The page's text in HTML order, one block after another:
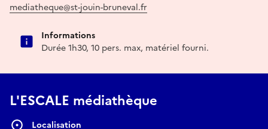
mediatheque@st-jouin-bruneval.fr
Informations
Durée 1h30, 10 pers. max, matériel fourni.
L'ESCALE médiathèque
Localisation